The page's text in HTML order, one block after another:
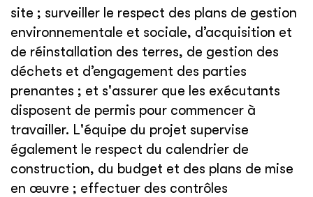
site ; surveiller le respect des plans de gestion
environnementale et sociale, d’acquisition et
de réinstallation des terres, de gestion des
déchets et d’engagement des parties
prenantes ; et s'assurer que les exécutants
disposent de permis pour commencer à
travailler. L'équipe du projet supervise
également le respect du calendrier de
construction, du budget et des plans de mise
en œuvre ; effectuer des contrôles